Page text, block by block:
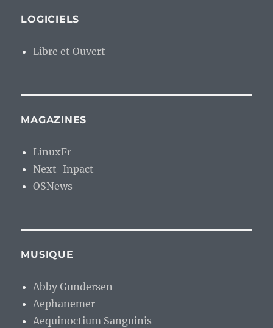
LOGICIELS
Libre et Ouvert
MAGAZINES
LinuxFr
Next-Inpact
OSNews
MUSIQUE
Abby Gundersen
Aephanemer
Aequinoctium Sanguinis